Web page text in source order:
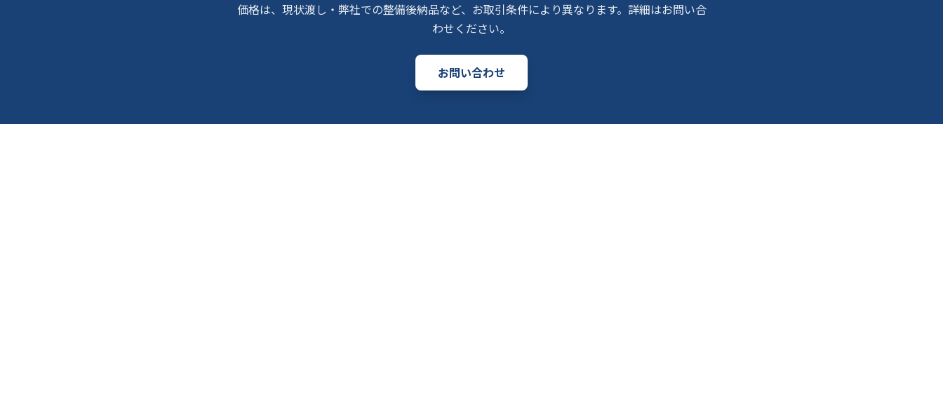
価格は、現状渡し・弊社での整備後納品など、お取引条件により異なります。詳細はお問い合
わせください。
お問い合わせ